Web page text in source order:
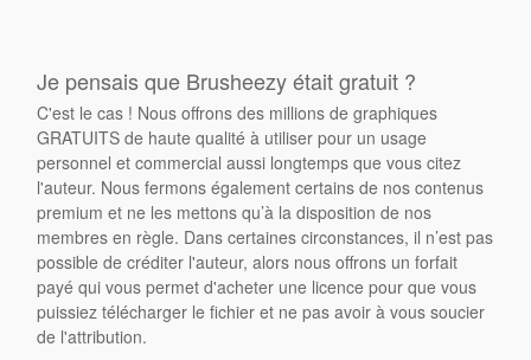
Je pensais que Brusheezy était gratuit ?
C'est le cas ! Nous offrons des millions de graphiques
GRATUITS de haute qualité à utiliser pour un usage
personnel et commercial aussi longtemps que vous citez
l'auteur. Nous fermons également certains de nos contenus
premium et ne les mettons qu’à la disposition de nos
membres en règle. Dans certaines circonstances, il n’est pas
possible de créditer l'auteur, alors nous offrons un forfait
payé qui vous permet d'acheter une licence pour que vous
puissiez télécharger le fichier et ne pas avoir à vous soucier
de l'attribution.